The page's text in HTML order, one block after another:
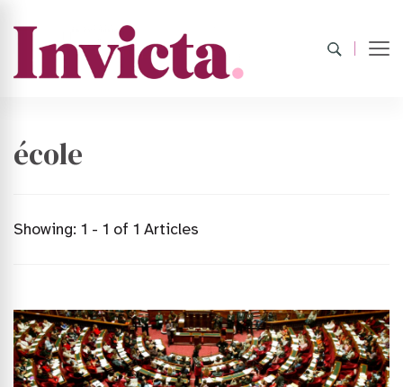
école
Showing: 1 - 1 of 1 Articles